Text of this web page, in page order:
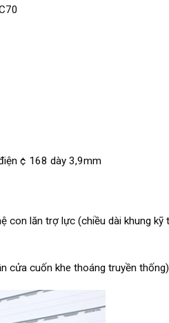
¢ 168 dày 3,9mm
con lăn trợ lực (chiều dài khung kỹ
cửa cuốn khe thoáng truyền